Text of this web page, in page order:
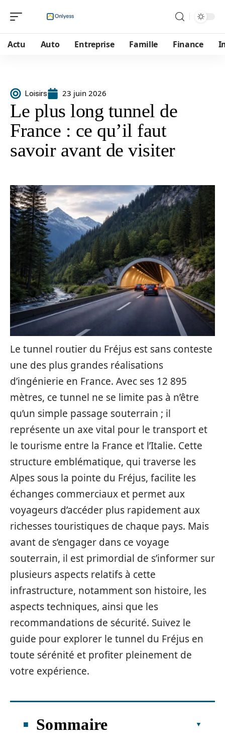
Actu Auto Entreprise Famille Finance
Loisirs 23 juin 2026
Le plus long tunnel de
France : ce qu’il faut
savoir avant de visiter
Le tunnel routier du Fréjus est sans conteste
une des plus grandes réalisations
d’ingénierie en France. Avec ses 12 895
mètres, ce tunnel ne se limite pas à n’être
qu’un simple passage souterrain ; il
représente un axe vital pour le transport et
le tourisme entre la France et l’Italie. Cette
structure emblématique, qui traverse les
Alpes sous la pointe du Fréjus, facilite les
échanges commerciaux et permet aux
voyageurs d’accéder plus rapidement aux
richesses touristiques de chaque pays. Mais
avant de s’engager dans ce voyage
souterrain, il est primordial de s’informer sur
plusieurs aspects relatifs à cette
infrastructure, notamment son histoire, les
aspects techniques, ainsi que les
recommandations de sécurité. Suivez le
guide pour explorer le tunnel du Fréjus en
toute sérénité et profiter pleinement de
votre expérience.
Sommaire